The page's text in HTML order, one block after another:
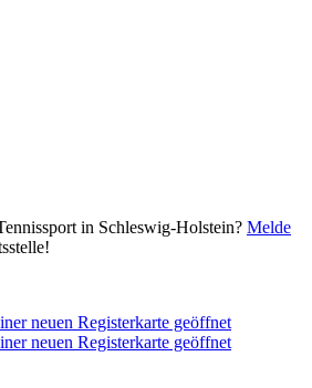
in Schleswig-Holstein? Melde
neuen Registerkarte geöffnet
neuen Registerkarte geöffnet